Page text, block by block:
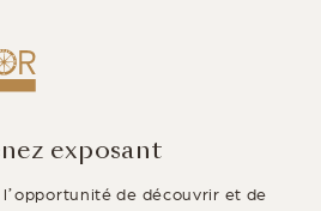
exposant
de découvrir et de